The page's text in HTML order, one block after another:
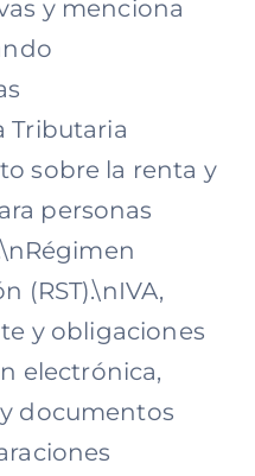
y menciona
Tributaria
sobre la renta y
personas
(RST).\nIVA,
y obligaciones
electrónica,
documentos